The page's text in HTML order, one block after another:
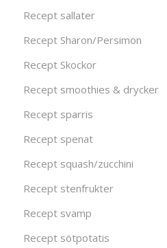
Recept sallater
Recept Sharon/Persimon
Recept Skockor
Recept smoothies & drycker
Recept sparris
Recept spenat
Recept squash/zucchini
Recept stenfrukter
Recept svamp
Recept sötpotatis